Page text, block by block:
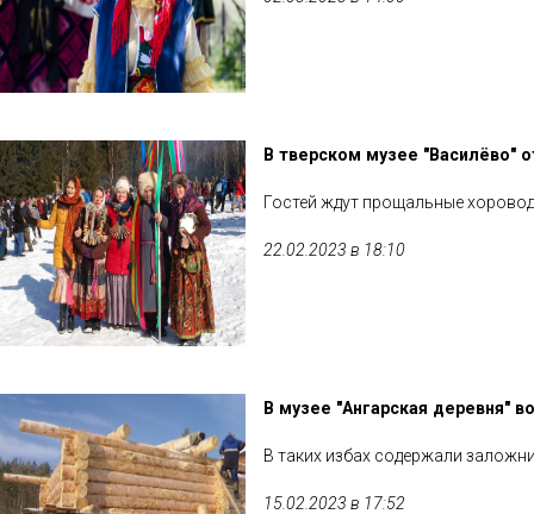
В тверском музее "Василёво"
Гостей ждут прощальные
22.02.2023 в 18:10
В музее "Ангарская деревня"
В таких избах содержали
15.02.2023 в 17:52